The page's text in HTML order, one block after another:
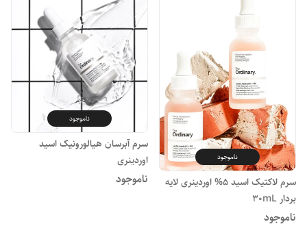
ناموجود
سرم لاکتیک اسید 5% اوردینری لایه
بردار 30mL
ناموجود
ناموجود
سرم آبرسان هیالورونیک اسید
اوردینری
ناموجود